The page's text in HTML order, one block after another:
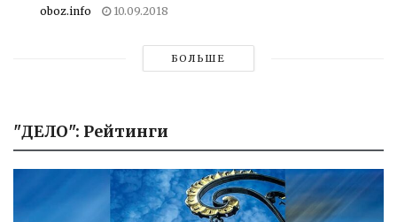
oboz.info 10.09.2018
БОЛЬШЕ
"ДЕЛО": Рейтинги